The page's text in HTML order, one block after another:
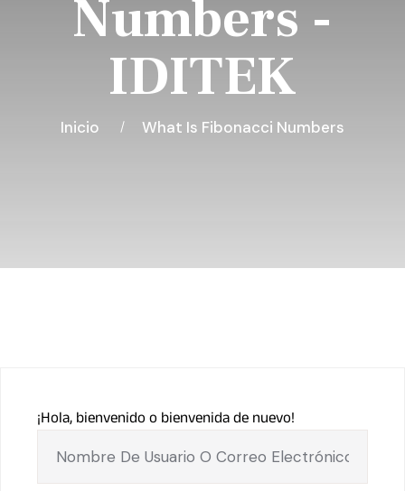
Numbers -
IDITEK
Inicio What Is Fibonacci Numbers
¡Hola, bienvenido o bienvenida de nuevo!